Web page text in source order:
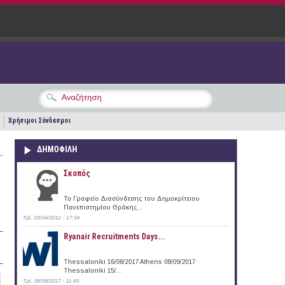
Χρήσιμοι Σύνδεσμοι
ΔΗΜΟΦΙΛΗ
Σκοπός
Το Γραφείο Διασύνδεσης του Δημοκρίτειου
Πανεπιστημίου Θράκης...
Τρί, 03/04/2012 - 17:34
Ryanair Recruitments Days...
Thessaloniki 16/08/2017 Athens 08/09/2017
Thessaloniki 15/...
Τρί, 08/08/2017 - 11:43